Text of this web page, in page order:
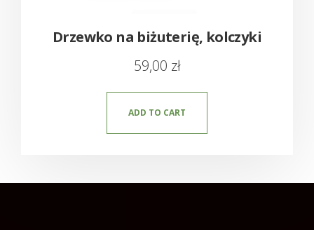
Drzewko na biżuterię, kolczyki
59,00 zł
ADD TO CART